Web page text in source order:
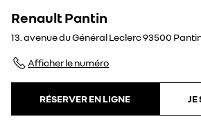
Renault Pantin
13. avenue du Général Leclerc93500
Afficher le numéro
RÉSERVER EN LIGNE JE